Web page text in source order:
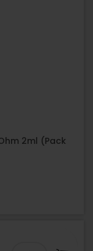
2ml (Pack